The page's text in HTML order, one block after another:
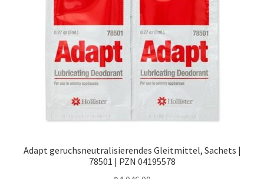
Adapt geruchsneutralisierendes Gleitmittel, Sachets |
78501 | PZN 04195578